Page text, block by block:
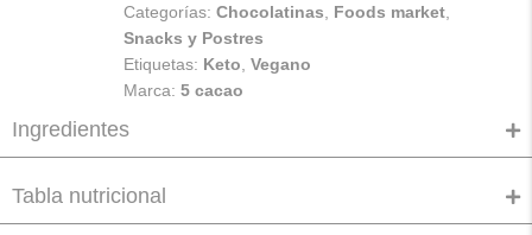
Categorías: Chocolatinas, Foods market,
Snacks y Postres
Etiquetas: Keto, Vegano
Marca: 5 cacao
Ingredientes
Tabla nutricional